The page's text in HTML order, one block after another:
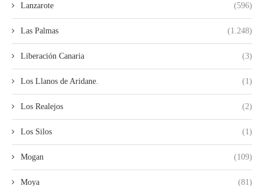
Lanzarote (596)
Las Palmas (1.248)
Liberación Canaria (3)
Los Llanos de Aridane. (1)
Los Realejos (2)
Los Silos (1)
Mogan (109)
Moya (81)